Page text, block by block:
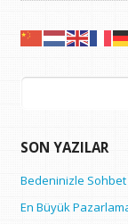
Arama:
SON YAZILAR
Bedeninizle Sohbet
En Büyük